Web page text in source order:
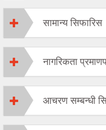
सामान्य सिफारिस
नागरिकता
आचरण सम्बन्धी